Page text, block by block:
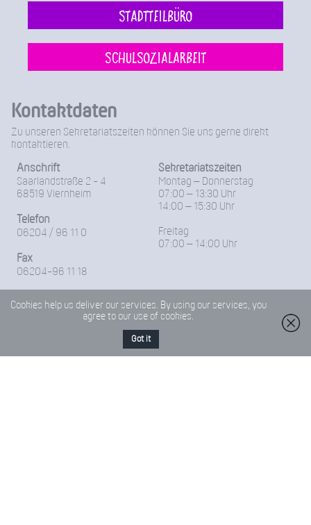
Stadtteilbüro
Schulsozialarbeit
Kontaktdaten
Zu unseren Sekretariatszeiten können Sie uns gerne direkt
kontaktieren.
Anschrift
Saarlandstraße 2 - 4
68519 Viernheim
Telefon
06204 / 96 11 0
Fax
06204-96 11 18
Sekretariatszeiten
Montag – Donnerstag
07:00 – 13:30 Uhr
14:00 – 15:30 Uhr
Freitag
07:00 – 14:00 Uhr
Friedrich-Froebel-Schule@Kreis-Bergstrasse.de
Cookies help us deliver our services. By using our services, you
agree to our use of cookies.
Got it